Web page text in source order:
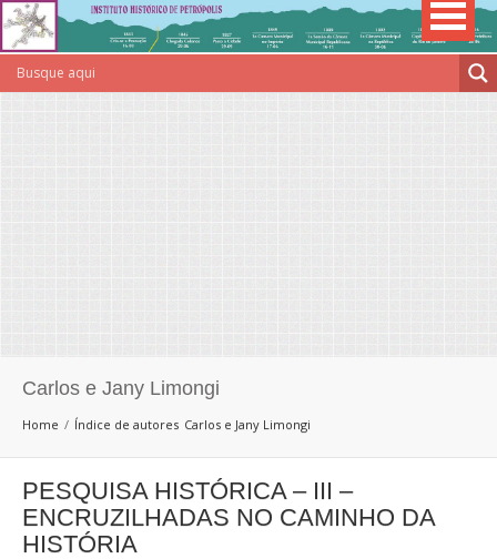
Carlos e Jany Limongi
Home Índice de autores Carlos e Jany Limongi
PESQUISA HISTÓRICA – III –
ENCRUZILHADAS NO CAMINHO DA
HISTÓRIA